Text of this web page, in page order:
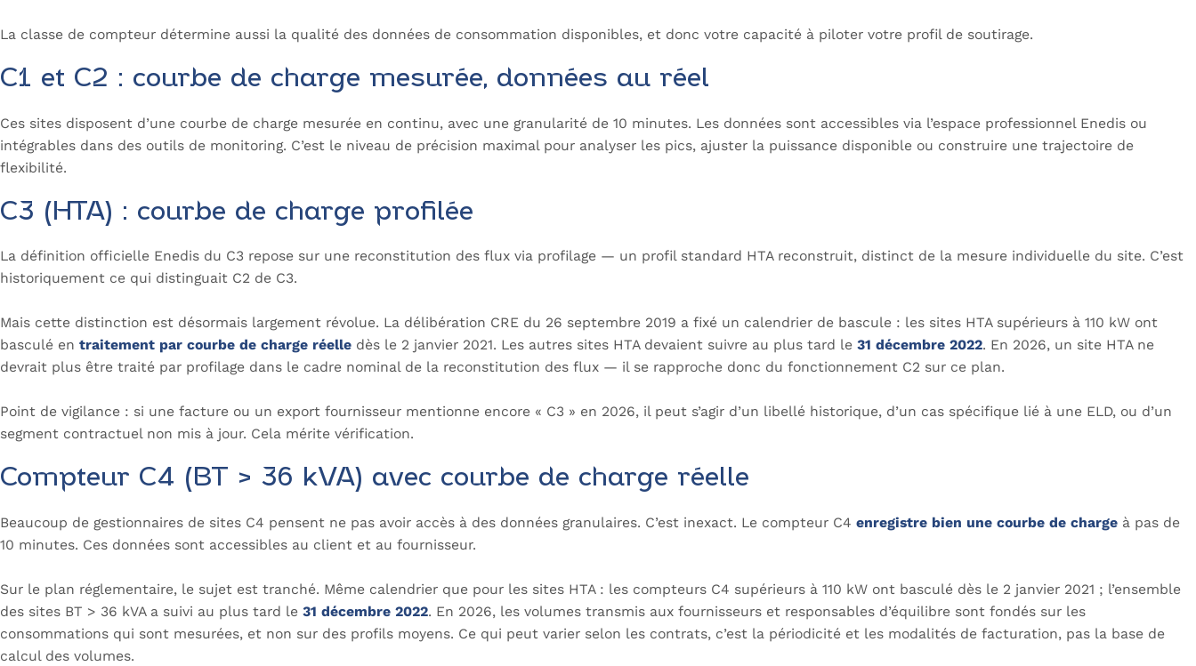
La classe de compteur détermine aussi la qualité des données de consommation disponibles, et donc votre capacité à piloter votre profil de soutirage.
C1 et C2 : courbe de charge mesurée, données au réel
Ces sites disposent d’une courbe de charge mesurée en continu, avec une granularité de 10 minutes. Les données sont accessibles via l’espace professionnel Enedis ou
intégrables dans des outils de monitoring. C’est le niveau de précision maximal pour analyser les pics, ajuster la puissance disponible ou construire une trajectoire de
flexibilité.
C3 (HTA) : courbe de charge profilée
La définition officielle Enedis du C3 repose sur une reconstitution des flux via profilage — un profil standard HTA reconstruit, distinct de la mesure individuelle du site. C’est
historiquement ce qui distinguait C2 de C3.
Mais cette distinction est désormais largement révolue. La délibération CRE du 26 septembre 2019 a fixé un calendrier de bascule : les sites HTA supérieurs à 110 kW ont
basculé en traitement par courbe de charge réelle dès le 2 janvier 2021. Les autres sites HTA devaient suivre au plus tard le 31 décembre 2022. En 2026, un site HTA ne
devrait plus être traité par profilage dans le cadre nominal de la reconstitution des flux — il se rapproche donc du fonctionnement C2 sur ce plan.
Point de vigilance : si une facture ou un export fournisseur mentionne encore « C3 » en 2026, il peut s’agir d’un libellé historique, d’un cas spécifique lié à une ELD, ou d’un
segment contractuel non mis à jour. Cela mérite vérification.
Compteur C4 (BT > 36 kVA) avec courbe de charge réelle
Beaucoup de gestionnaires de sites C4 pensent ne pas avoir accès à des données granulaires. C’est inexact. Le compteur C4 enregistre bien une courbe de charge à pas de
10 minutes. Ces données sont accessibles au client et au fournisseur.
Sur le plan réglementaire, le sujet est tranché. Même calendrier que pour les sites HTA : les compteurs C4 supérieurs à 110 kW ont basculé dès le 2 janvier 2021 ; l’ensemble
des sites BT > 36 kVA a suivi au plus tard le 31 décembre 2022. En 2026, les volumes transmis aux fournisseurs et responsables d’équilibre sont fondés sur les
consommations qui sont mesurées, et non sur des profils moyens. Ce qui peut varier selon les contrats, c’est la périodicité et les modalités de facturation, pas la base de
calcul des volumes.